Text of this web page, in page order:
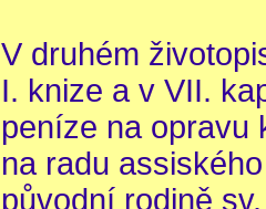
V druhém
I. knize a v VII.
peníze na opravu
na radu
původní rodině